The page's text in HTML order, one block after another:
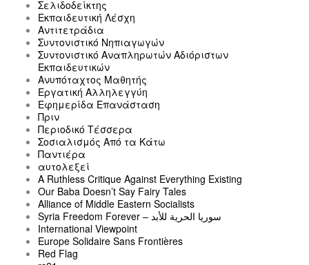
Σελιδοδείκτης
Εκπαιδευτική Λέσχη
Αντιτετράδια
Συντονιστικό Νηπιαγωγών
Συντονιστικό Αναπληρωτών Αδιόριστων
Εκπαιδευτικών
Ανυπόταχτος Μαθητής
Εργατική Αλληλεγγύη
Εφημερίδα Επανάσταση
Πριν
Περιοδικό Τέσσερα
Σοσιαλισμός Από τα Κάτω
Παντιέρα
αυτολεξεί
A Ruthless Critique Against Everything Existing
Our Baba Doesn’t Say Fairy Tales
Alliance of Middle Eastern Socialists
Syria Freedom Forever – سوريا الحرية للأبد
International Viewpoint
Europe Solidaire Sans Frontières
Red Flag